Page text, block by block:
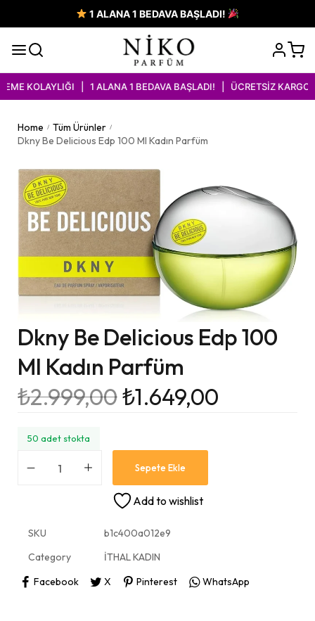
1 ALANA 1 BEDAVA BAŞLADI!
KOLAYLIĞI | 1 ALANA 1 BEDAVA BAŞLADI! | ÜCRETSİZ KARGO
Home / Tüm Ürünler /
Dkny Be Delicious Edp 100 Ml Kadın Parfüm
Dkny Be Delicious Edp 100
Ml Kadın Parfüm
₺2.999,00₺1.649,00
50 adet stokta
Sepete Ekle
Add to wishlist
SKU
b1c400a012e9
Category
İTHAL KADIN
Facebook
X Pinterest WhatsApp